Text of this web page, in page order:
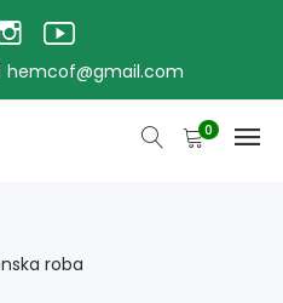
hemcof@gmail.com
0
roba